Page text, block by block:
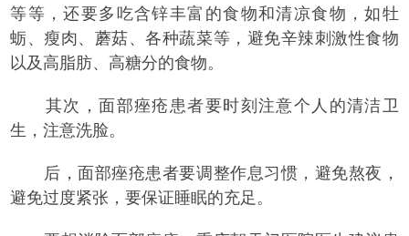
等等，还要多吃含锌丰富的食物和清凉食物，如牡
蛎、瘦肉、蘑菇、各种蔬菜等，避免辛辣刺激性食物
以及高脂肪、高糖分的食物。
其次，面部痤疮患者要时刻注意个人的清洁卫
生，注意洗脸。
后，面部痤疮患者要调整作息习惯，避免熬夜，
避免过度紧张，要保证睡眠的充足。